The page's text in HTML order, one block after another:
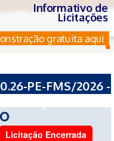
Informativo de
Licitações
gratuita aqui
PE-FMS/2026 -
Licitação Encerrada